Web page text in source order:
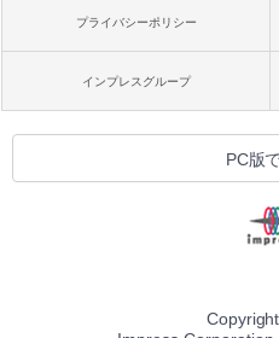
プライバシーポリシー
インプレスグループ
PC版